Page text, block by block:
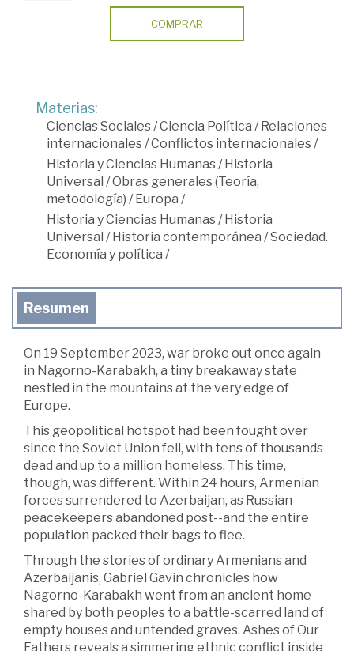
COMPRAR
Materias:
Ciencias Sociales/Ciencia Política /Relaciones
internacionales/Conflictos internacionales/
Historia y Ciencias Humanas/Historia
Universal /Obras generales (Teoría,
metodología) /Europa /
Historia y Ciencias Humanas/Historia
Universal /Historia contemporánea /Sociedad.
Economía y política /
Resumen
On 19 September 2023, war broke out once again
in Nagorno-Karabakh, a tiny breakaway state
nestled in the mountains at the very edge of
Europe.
This geopolitical hotspot had been fought over
since the Soviet Union fell, with tens of thousands
dead and up to a million homeless. This time,
though, was different. Within 24 hours, Armenian
forces surrendered to Azerbaijan, as Russian
peacekeepers abandoned post--and the entire
population packed their bags to flee.
Through the stories of ordinary Armenians and
Azerbaijanis, Gabriel Gavin chronicles how
Nagorno-Karabakh went from an ancient home
shared by both peoples to a battle-scarred land of
empty houses and untended graves. Ashes of Our
Fathers reveals a simmering ethnic conflict inside